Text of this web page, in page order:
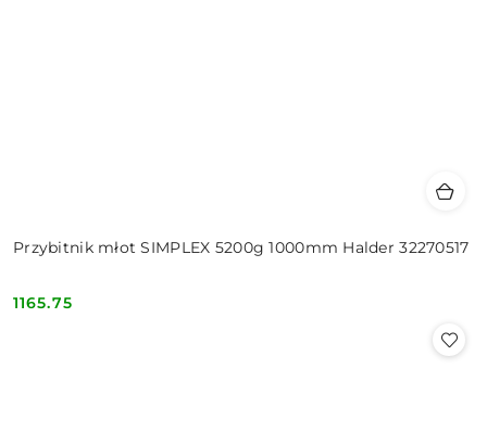
Przybitnik młot SIMPLEX 5200g 1000mm Halder 32270517
Cena:
1165.75